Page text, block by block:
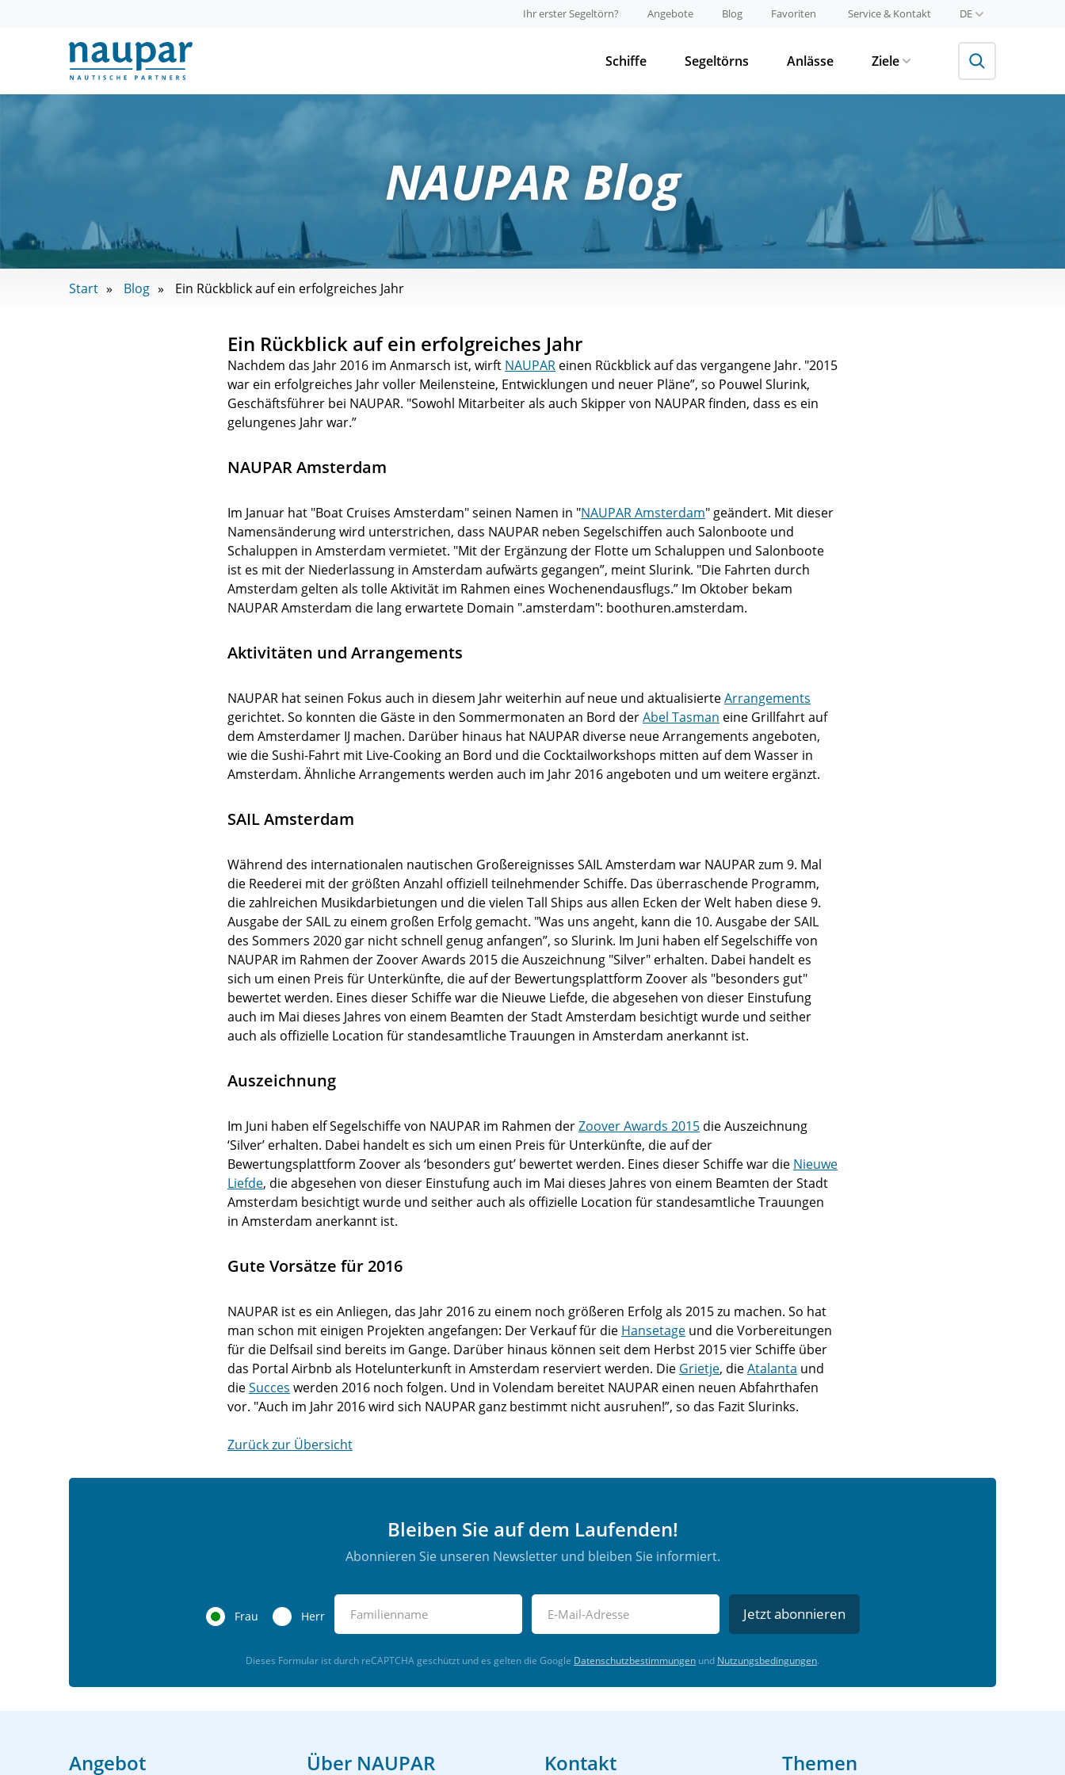
Ihr erster Segeltörn? Angebote Blog Favoriten Service & Kontakt DE
Schiffe Segeltörns Anlässe Ziele
NAUPAR Blog
Start Blog Ein Rückblick auf ein erfolgreiches Jahr
Ein Rückblick auf ein erfolgreiches Jahr
Nachdem das Jahr 2016 im Anmarsch ist, wirft NAUPAR einen Rückblick auf das vergangene Jahr. "2015
war ein erfolgreiches Jahr voller Meilensteine, Entwicklungen und neuer Pläne”, so Pouwel Slurink,
Geschäftsführer bei NAUPAR. "Sowohl Mitarbeiter als auch Skipper von NAUPAR finden, dass es ein
gelungenes Jahr war.”
NAUPAR Amsterdam
Im Januar hat "Boat Cruises Amsterdam" seinen Namen in "NAUPAR Amsterdam" geändert. Mit dieser
Namensänderung wird unterstrichen, dass NAUPAR neben Segelschiffen auch Salonboote und
Schaluppen in Amsterdam vermietet. "Mit der Ergänzung der Flotte um Schaluppen und Salonboote
ist es mit der Niederlassung in Amsterdam aufwärts gegangen”, meint Slurink. "Die Fahrten durch
Amsterdam gelten als tolle Aktivität im Rahmen eines Wochenendausflugs.” Im Oktober bekam
NAUPAR Amsterdam die lang erwartete Domain ".amsterdam": boothuren.amsterdam.
Aktivitäten und Arrangements
NAUPAR hat seinen Fokus auch in diesem Jahr weiterhin auf neue und aktualisierteArrangements
gerichtet. So konnten die Gäste in den Sommermonaten an Bord derAbel Tasman eine Grillfahrt auf
dem Amsterdamer IJ machen. Darüber hinaus hat NAUPAR diverse neue Arrangements angeboten,
wie die Sushi-Fahrt mit Live-Cooking an Bord und die Cocktailworkshops mitten auf dem Wasser in
Amsterdam. Ähnliche Arrangements werden auch im Jahr 2016 angeboten und um weitere ergänzt.
SAIL Amsterdam
Während des internationalen nautischen Großereignisses SAIL Amsterdam war NAUPAR zum 9. Mal
die Reederei mit der größten Anzahl offiziell teilnehmender Schiffe. Das überraschende Programm,
die zahlreichen Musikdarbietungen und die vielen Tall Ships aus allen Ecken der Welt haben diese 9.
Ausgabe der SAIL zu einem großen Erfolg gemacht. "Was uns angeht, kann die 10. Ausgabe der SAIL
des Sommers 2020 gar nicht schnell genug anfangen”, so Slurink. Im Juni haben elf Segelschiffe von
NAUPAR im Rahmen der Zoover Awards 2015 die Auszeichnung "Silver" erhalten. Dabei handelt es
sich um einen Preis für Unterkünfte, die auf der Bewertungsplattform Zoover als "besonders gut"
bewertet werden. Eines dieser Schiffe war die Nieuwe Liefde, die abgesehen von dieser Einstufung
auch im Mai dieses Jahres von einem Beamten der Stadt Amsterdam besichtigt wurde und seither
auch als offizielle Location für standesamtliche Trauungen in Amsterdam anerkannt ist.
Auszeichnung
Im Juni haben elf Segelschiffe von NAUPAR im Rahmen derZoover Awards 2015 die Auszeichnung
‘Silver’ erhalten. Dabei handelt es sich um einen Preis für Unterkünfte, die auf der
Bewertungsplattform Zoover als ‘besonders gut’ bewertet werden. Eines dieser Schiffe war die Nieuwe
Liefde, die abgesehen von dieser Einstufung auch im Mai dieses Jahres von einem Beamten der Stadt
Amsterdam besichtigt wurde und seither auch als offizielle Location für standesamtliche Trauungen
in Amsterdam anerkannt ist.
Gute Vorsätze für 2016
NAUPAR ist es ein Anliegen, das Jahr 2016 zu einem noch größeren Erfolg als 2015 zu machen. So hat
man schon mit einigen Projekten angefangen: Der Verkauf für die Hansetage und die Vorbereitungen
für die Delfsail sind bereits im Gange. Darüber hinaus können seit dem Herbst 2015 vier Schiffe über
das Portal Airbnb als Hotelunterkunft in Amsterdam reserviert werden. Die Grietje, dieAtalanta und
dieSucces werden 2016 noch folgen. Und in Volendam bereitet NAUPAR einen neuen Abfahrthafen
vor. "Auch im Jahr 2016 wird sich NAUPAR ganz bestimmt nicht ausruhen!”, so das Fazit Slurinks.
Zurück zur Übersicht
Bleiben Sie auf dem Laufenden!
Abonnieren Sie unseren Newsletter und bleiben Sie informiert.
Frau Herr Jetzt abonnieren
Dieses Formular ist durch reCAPTCHA geschützt und es gelten die Google Datenschutzbestimmungen und Nutzungsbedingungen.
Angebot Über NAUPAR Kontakt Themen